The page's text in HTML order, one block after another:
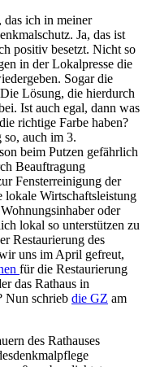
das ich in meiner
Ja, das ist
positiv besetzt. Nicht so
in der Lokalpresse die
Sogar die
Lösung, die hierdurch
Ist auch egal, dann was
richtige Farbe haben?
so, auch im 3.
beim Putzen gefährlich
Beauftragung
Fensterreinigung der
lokale Wirtschaftsleistung
oder
lokal so unterstützen zu
Restaurierung des
uns im April gefreut,
für die Restaurierung
das Rathaus in
Nun schrieb die GZ am
des Rathauses